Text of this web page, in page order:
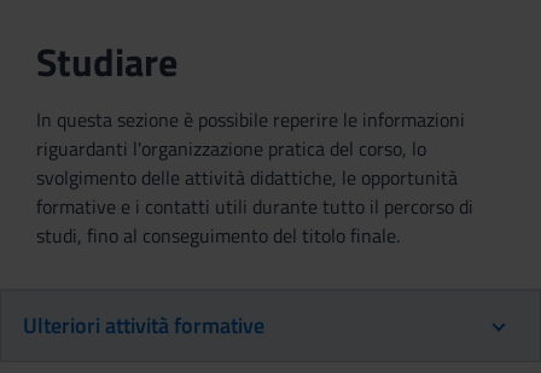
Studiare
In questa sezione è possibile reperire le informazioni
riguardanti l'organizzazione pratica del corso, lo
svolgimento delle attività didattiche, le opportunità
formative e i contatti utili durante tutto il percorso di
studi, fino al conseguimento del titolo finale.
Ulteriori attività formative